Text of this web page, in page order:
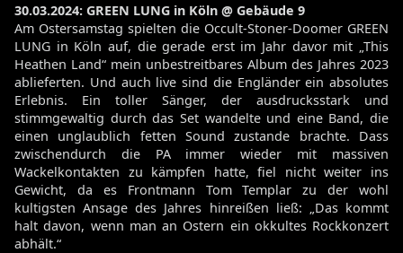
30.03.2024: GREEN LUNG in Köln @ Gebäude 9
Am Ostersamstag spielten die Occult-Stoner-Doomer GREEN
LUNG in Köln auf, die gerade erst im Jahr davor mit „This
Heathen Land“ mein unbestreitbares Album des Jahres 2023
ablieferten. Und auch live sind die Engländer ein absolutes
Erlebnis. Ein toller Sänger, der ausdrucksstark und
stimmgewaltig durch das Set wandelte und eine Band, die
einen unglaublich fetten Sound zustande brachte. Dass
zwischendurch die PA immer wieder mit massiven
Wackelkontakten zu kämpfen hatte, fiel nicht weiter ins
Gewicht, da es Frontmann Tom Templar zu der wohl
kultigsten Ansage des Jahres hinreißen ließ: „Das kommt
halt davon, wenn man an Ostern ein okkultes Rockkonzert
abhält.“